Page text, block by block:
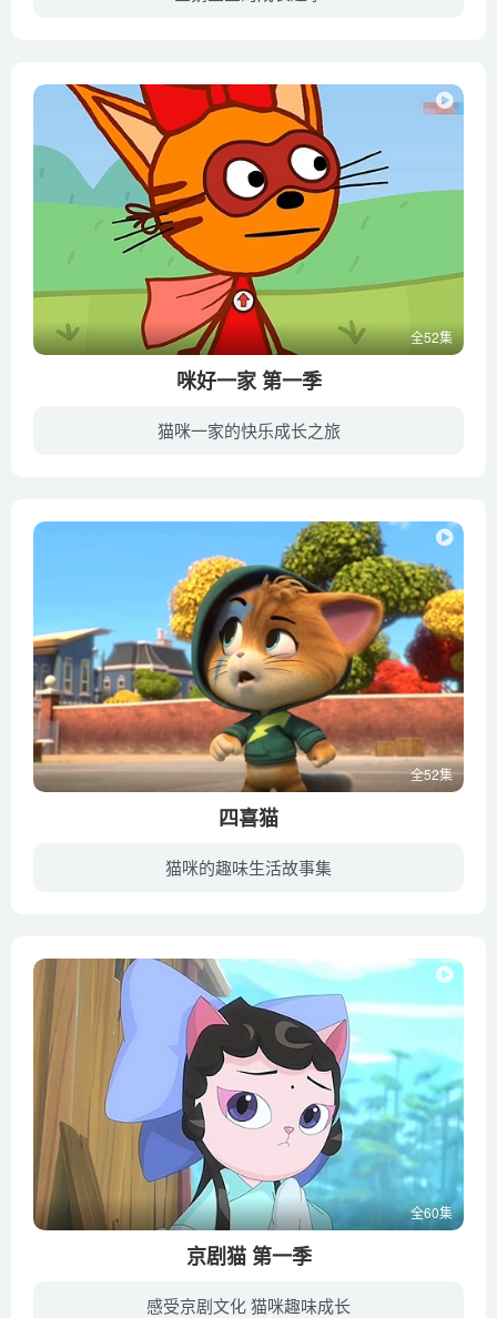
全52集
咪好一家 第一季
猫咪一家的快乐成长之旅
全52集
四喜猫
猫咪的趣味生活故事集
全60集
京剧猫 第一季
感受京剧文化 猫咪趣味成长